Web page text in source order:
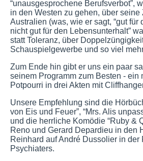
“unausgesprochene Berufsverbot”,
in den Westen zu gehen, über seine
Australien (was, wie er sagt, “gut für
nicht gut für den Lebensunterhalt”
statt Toleranz, über
Schauspielgewerbe und so viel
Zum Ende hin gibt er uns ein paar
seinem Programm zum Besten - ein
Potpourri in drei Akten mit
Unsere Empfehlung sind die
von Eis und Feuer”, “Mrs. Alis
und die herrliche Komödie “Ruby &
Reno und Gerard Depardieu in den
Reinhard auf André Dussolier in der
Psychiaters.